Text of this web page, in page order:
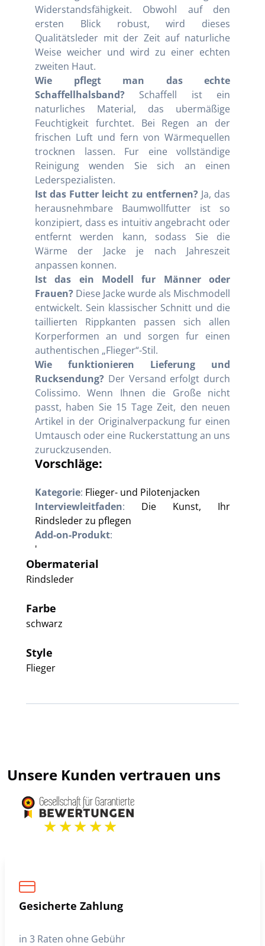
Widerstandsfähigkeit. Obwohl auf den
ersten Blick robust, wird dieses
Qualitätsleder mit der Zeit auf naturliche
Weise weicher und wird zu einer echten
zweiten Haut.
Wie pflegt man das echte
Schaffellhalsband? Schaffell ist ein
naturliches Material, das ubermäßige
Feuchtigkeit furchtet. Bei Regen an der
frischen Luft und fern von Wärmequellen
trocknen lassen. Fur eine vollständige
Reinigung wenden Sie sich an einen
Lederspezialisten.
Ist das Futter leicht zu entfernen?Ja, das
herausnehmbare Baumwollfutter ist so
konzipiert, dass es intuitiv angebracht oder
entfernt werden kann, sodass Sie die
Wärme der Jacke je nach Jahreszeit
anpassen konnen.
Ist das ein Modell fur Männer oder
Frauen? Diese Jacke wurde als Mischmodell
entwickelt. Sein klassischer Schnitt und die
taillierten Rippkanten passen sich allen
Korperformen an und sorgen fur einen
authentischen „Flieger“-Stil.
Wie funktionieren Lieferung und
Rucksendung? Der Versand erfolgt durch
Colissimo. Wenn Ihnen die Große nicht
passt, haben Sie 15 Tage Zeit, den neuen
Artikel in der Originalverpackung fur einen
Umtausch oder eine Ruckerstattung an uns
zuruckzusenden.
Vorschläge:
Kategorie: Flieger- und Pilotenjacken
Interviewleitfaden: Die Kunst, Ihr
Rindsleder zu pflegen
Add-on-Produkt:
'
Obermaterial
Rindsleder
Farbe
schwarz
Style
Flieger
Unsere Kunden vertrauen uns
Gesicherte Zahlung
in 3 Raten ohne Gebühr